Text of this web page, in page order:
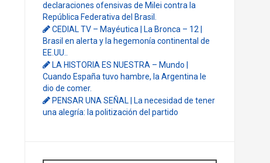
declaraciones ofensivas de Milei contra la
República Federativa del Brasil.
CEDIAL TV – Mayéutica | La Bronca – 12 |
Brasil en alerta y la hegemonía continental de
EE.UU..
LA HISTORIA ES NUESTRA – Mundo |
Cuando España tuvo hambre, la Argentina le
dio de comer.
PENSAR UNA SEÑAL | La necesidad de tener
una alegría: la politización del partido